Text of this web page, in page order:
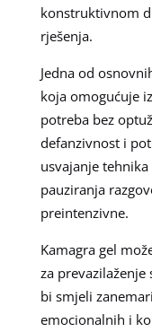
konstruktivnom
rješenja.
Jedna od
koja omogućuje
potreba bez
defanzivnost i
usvajanje
pauziranja
preintenzivne.
Kamagra gel
za
bi smjeli
emocionalnih i